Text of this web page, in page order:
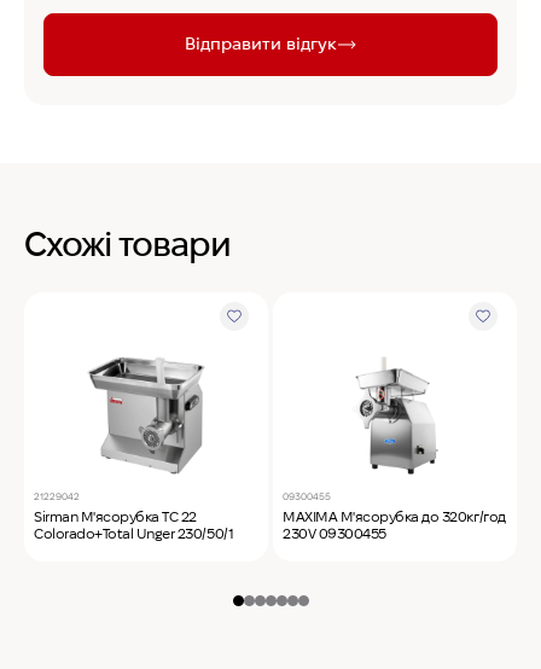
Відправити відгук
Схожі товари
21229042
Sirman М'ясорубка TC 22
Colorado+Total Unger 230/50/1
09300455
MAXIMA М'ясорубка до 320кг/год
230V 09300455